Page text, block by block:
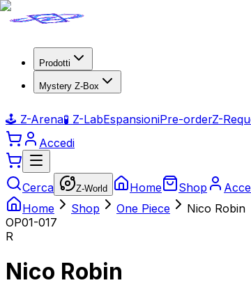
Prodotti
Mystery Z-Box
🕹️ Z-Arena🧪 Z-LabEspansioniPre-orderZ-
Accedi
Cerca Z-World Home Shop
Home
Shop One Piece
Nico Robin
OP01-017
R
Nico Robin